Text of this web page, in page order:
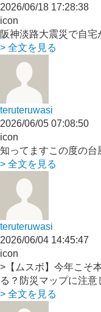
2026/06/18 17:28:38
icon
阪神淡路大震災で自
> 全文を見る
teruteruwasi
2026/06/05 07:08:50
icon
知ってますこの度の台
> 全文を見る
teruteruwasi
2026/06/04 14:45:47
icon
>【ムスボ】今年こそ
る？防災マップに注
> 全文を見る